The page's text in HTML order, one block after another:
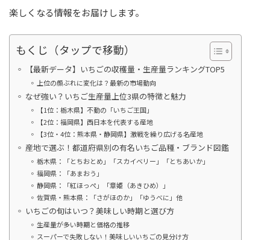
楽しくなる情報をお届けします。
もくじ（タップで移動）
【最新データ】いちごの収穫量・生産量ランキングTOP5
上位の顔ぶれに変化は？最新の市場動向
なぜ強い？いちご生産量上位3県の特徴と魅力
【1位：栃木県】不動の「いちご王国」
【2位：福岡県】西日本を代表する産地
【3位・4位：熊本県・静岡県】激戦を繰り広げる名産地
産地で選ぶ！都道府県別の有名いちご品種・ブランド図鑑
栃木県：「とちおとめ」「スカイベリー」「とちあいか」
福岡県：「あまおう」
静岡県：「紅ほっぺ」「章姫（あきひめ）」
佐賀県・熊本県：「さがほのか」「ゆうべに」他
いちごの旬はいつ？美味しい時期と選び方
生産量が多い時期と価格の推移
スーパーで失敗しない！美味しいいちごの見分け方